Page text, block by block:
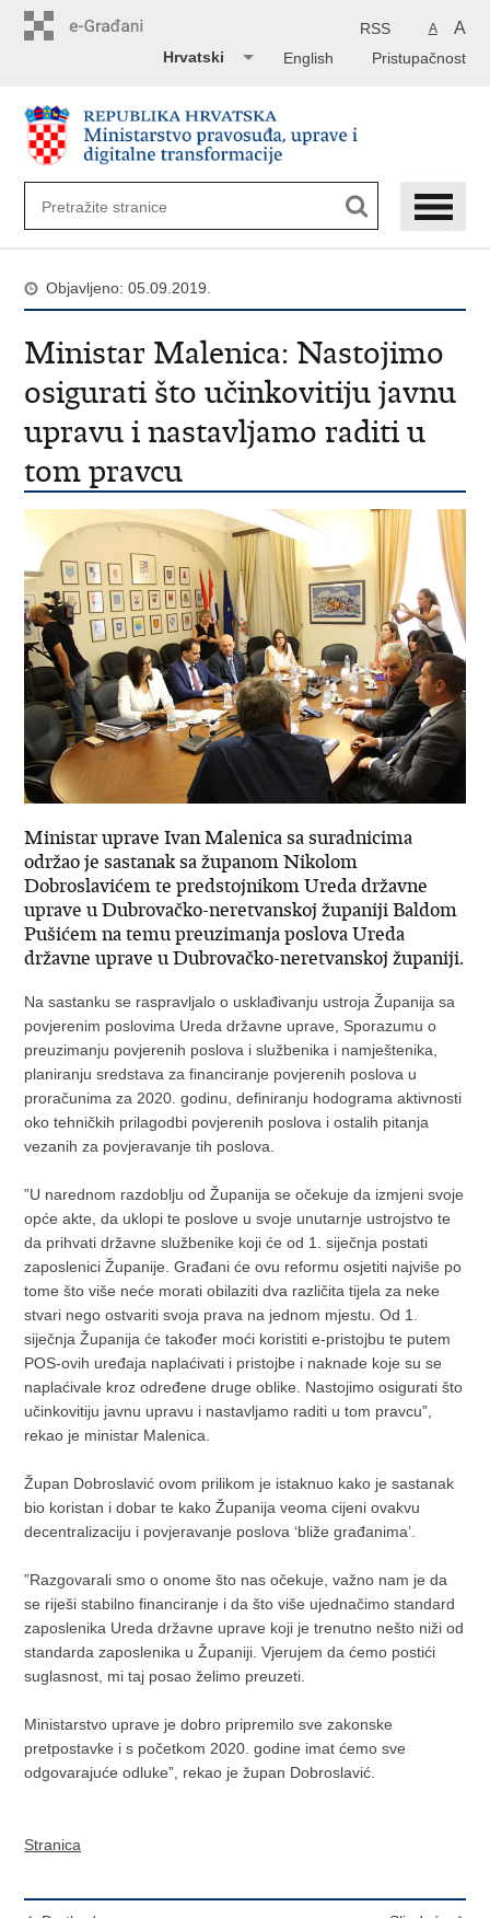
A A
RSS
Pristupačnost
English
Hrvatski
Objavljeno: 05.09.2019.
Ministar Malenica: Nastojimo
osigurati što učinkovitiju javnu
upravu i nastavljamo raditi u
tom pravcu
Ministar uprave Ivan Malenica sa suradnicima
održao je sastanak sa županom Nikolom
Dobroslavićem te predstojnikom Ureda državne
uprave u Dubrovačko-neretvanskoj županiji Baldom
Pušićem na temu preuzimanja poslova Ureda
državne uprave u Dubrovačko-neretvanskoj županiji.
Na sastanku se raspravljalo o usklađivanju ustroja Županija sa
povjerenim poslovima Ureda državne uprave, Sporazumu o
preuzimanju povjerenih poslova i službenika i namještenika,
planiranju sredstava za financiranje povjerenih poslova u
proračunima za 2020. godinu, definiranju hodograma aktivnosti
oko tehničkih prilagodbi povjerenih poslova i ostalih pitanja
vezanih za povjeravanje tih poslova.
”U narednom razdoblju od Županija se očekuje da izmjeni svoje
opće akte, da uklopi te poslove u svoje unutarnje ustrojstvo te
da prihvati državne službenike koji će od 1. siječnja postati
zaposlenici Županije. Građani će ovu reformu osjetiti najviše po
tome što više neće morati obilaziti dva različita tijela za neke
stvari nego ostvariti svoja prava na jednom mjestu. Od 1.
siječnja Županija će također moći koristiti e-pristojbu te putem
POS-ovih uređaja naplaćivati i pristojbe i naknade koje su se
naplaćivale kroz određene druge oblike. Nastojimo osigurati što
učinkovitiju javnu upravu i nastavljamo raditi u tom pravcu”,
rekao je ministar Malenica.
Župan Dobroslavić ovom prilikom je istaknuo kako je sastanak
bio koristan i dobar te kako Županija veoma cijeni ovakvu
decentralizaciju i povjeravanje poslova ‘bliže građanima’.
”Razgovarali smo o onome što nas očekuje, važno nam je da
se riješi stabilno financiranje i da što više ujednačimo standard
zaposlenika Ureda državne uprave koji je trenutno nešto niži od
standarda zaposlenika u Županiji. Vjerujem da ćemo postići
suglasnost, mi taj posao želimo preuzeti.
Ministarstvo uprave je dobro pripremilo sve zakonske
pretpostavke i s početkom 2020. godine imat ćemo sve
odgovarajuće odluke”, rekao je župan Dobroslavić.
Stranica